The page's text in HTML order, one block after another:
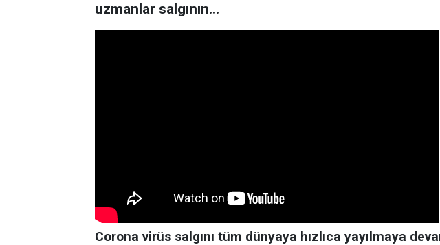
uzmanlar salgının...
Corona virüs salgını tüm dünyaya hızlıca yayılmaya